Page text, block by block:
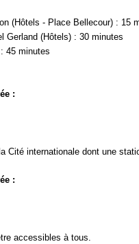
(Hôtels - Place Bellecour) : 15
Gerland (Hôtels) : 30 minutes
45 minutes
:
internationale dont une
:
accessibles à tous.